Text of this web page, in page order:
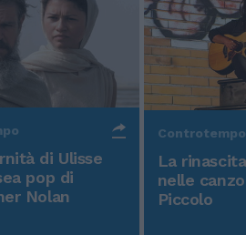
di Ulisse
pop di
Nolan
Controtempo
La
nelle
Piccolo